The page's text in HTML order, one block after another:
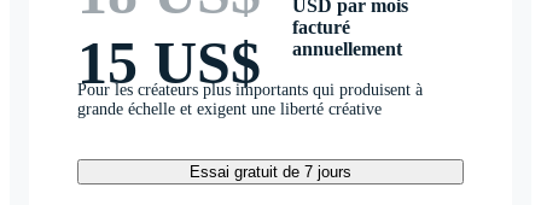
15 US$
USD par mois
facturé
annuellement
Pour les créateurs plus importants qui produisent à
grande échelle et exigent une liberté créative
Essai gratuit de 7 jours